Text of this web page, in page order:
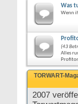
Was
Wenn
(43
Alles
TORWART-
2007